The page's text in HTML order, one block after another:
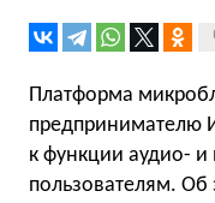
Платформа
предпринимателю
к функции аудио-
пользователям. Об